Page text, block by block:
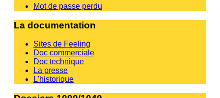
Mot de passe perdu
La documentation
Sites de Feeling
Doc commerciale
Doc technique
La presse
L'historique